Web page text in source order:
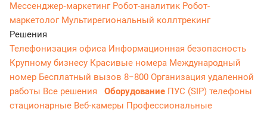
Мессенджер‑маркетинг Робот-аналитик Робот-
маркетолог Мультирегиональный коллтрекинг
Решения
Телефонизация офиса Информационная безопасность
Крупному бизнесу Красивые номера Международный
номер Бесплатный вызов 8−800 Организация удаленной
работы Все решения Оборудование ПУС (SIP) телефоны
стационарные Веб-камеры Профессиональные